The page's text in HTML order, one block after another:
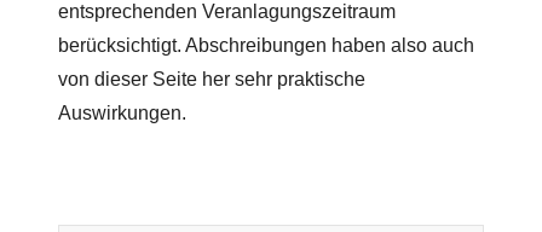
entsprechenden Veranlagungszeitraum
berücksichtigt. Abschreibungen haben also auch
von dieser Seite her sehr praktische
Auswirkungen.